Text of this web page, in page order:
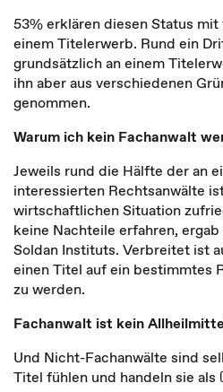
53% erklären diesen Status
einem Titelerwerb. Rund ein
grundsätzlich an einem
ihn aber aus verschiedenen
genommen.
Warum ich kein Fachanwalt
Jeweils rund die Hälfte der an
interessierten Rechtsanwälte
wirtschaftlichen Situation
keine Nachteile erfahren,
Soldan Instituts. Verbreitet ist
einen Titel auf ein bestimmtes
zu werden.
Fachanwalt ist kein
Und Nicht-Fachanwälte sind
Titel fühlen und handeln sie als